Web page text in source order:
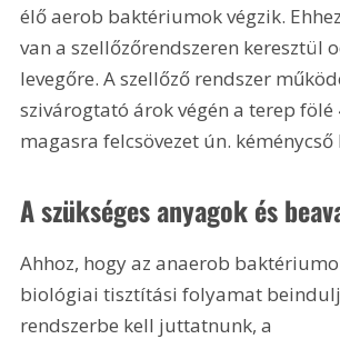
élő aerob baktériumok végzik.
van a szellőzőrendszeren keresztül
levegőre. A szellőző rendszer
szivárogtató árok végén a terep fölé
magasra felcsövezet ún.
A szükséges anyagok és
Ahhoz, hogy az anaerob
biológiai tisztítási folyamat
rendszerbe kell juttatnunk, a